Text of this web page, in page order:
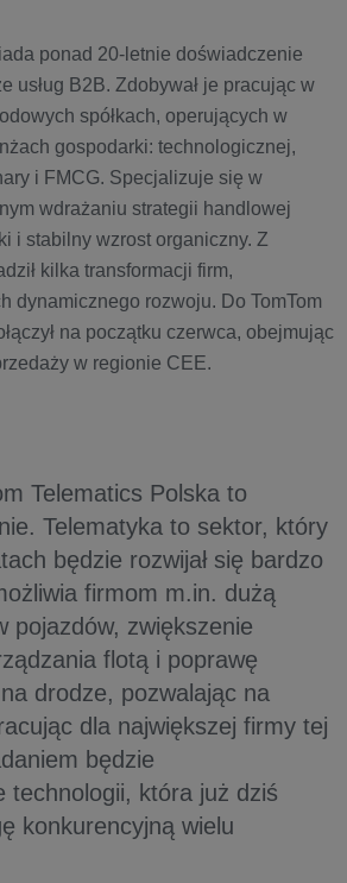
ponad 20-letnie doświadczenie
usług B2B. Zdobywał je pracując w
spółkach, operujących w
gospodarki: technologicznej,
i FMCG. Specjalizuje się w
wdrażaniu strategii handlowej
i stabilny wzrost organiczny. Z
kilka transformacji firm,
dynamicznego rozwoju. Do TomTom
na początku czerwca, obejmując
w regionie CEE.
Telematics Polska to
Telematyka to sektor, który
będzie rozwijał się bardzo
firmom m.in. dużą
pojazdów, zwiększenie
flotą i poprawę
drodze, pozwalając na
dla największej firmy tej
będzie
technologii, która już dziś
konkurencyjną wielu